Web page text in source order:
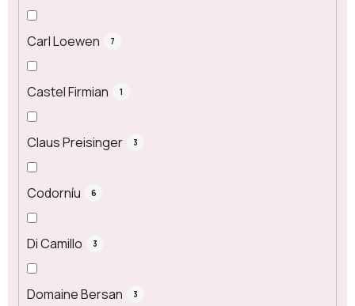
Carl Loewen 7
Castel Firmian 1
Claus Preisinger 3
Codorníu 6
Di Camillo 3
Domaine Bersan 3